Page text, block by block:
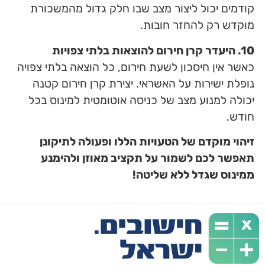
קודמים יכול ליצור מצב שבו חלק גדול מהמשכורת
מוקדש רק להחזר חובות.
10. היעדר קרן חירום להוצאות בלתי צפויות
כאשר אין חיסכון לשעת חירום, כל הוצאה בלתי צפויה
נופלת ישירות על האשראי. יצירת קרן חירום קטנה
יכולה למנוע מצב של כניסה אוטומטית למינוס בכל
חודש.
זיהוי מוקדם של הטעויות הללו ופעולה לתיקונן
תאפשר לכם לשמור על תקציב מאוזן ולהימנע
ממינוס שגדל ללא שליטה!